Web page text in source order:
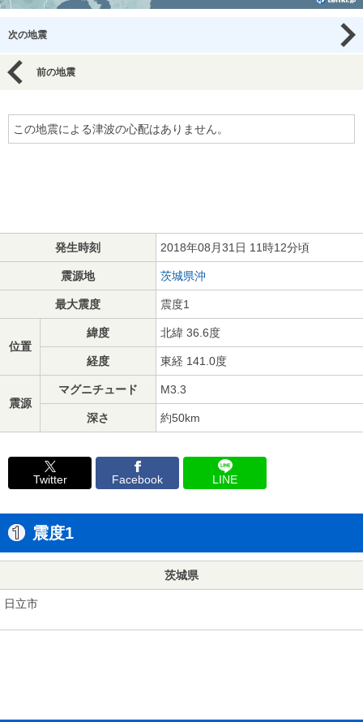
次の地震
前の地震
この地震による津波の心配はありません。
発生時刻 2018年08月31日 11時12分頃
震源地 茨城県沖
最大震度 震度1
位置
緯度 北緯 36.6度
経度 東経 141.0度
震源
マグニチュード M3.3
深さ 約50km
Twitter Facebook LINE
震度1
茨城県
日立市